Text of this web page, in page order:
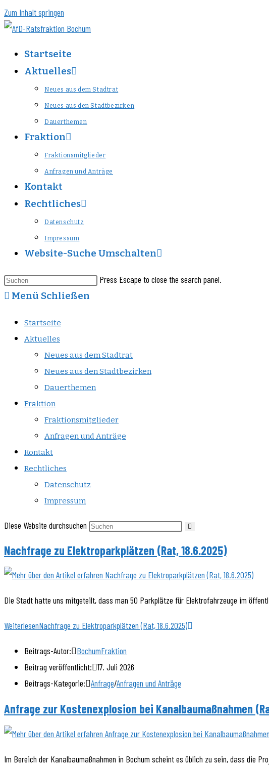
Zum Inhalt springen
Startseite
Aktuelles
Neues aus dem Stadtrat
Neues aus den Stadtbezirken
Dauerthemen
Fraktion
Fraktionsmitglieder
Anfragen und Anträge
Kontakt
Rechtliches
Datenschutz
Impressum
Website-Suche Umschalten
Press Escape to close the search panel.
Menü Schließen
Startseite
Aktuelles
Neues aus dem Stadtrat
Neues aus den Stadtbezirken
Dauerthemen
Fraktion
Fraktionsmitglieder
Anfragen und Anträge
Kontakt
Rechtliches
Datenschutz
Impressum
Diese Website durchsuchen
Nachfrage zu Elektroparkplätzen (Rat, 18.6.2025)
Die Stadt hatte uns mitgeteilt, dass man 50 Parkplätze für Elektrofahrzeuge im
WeiterlesenNachfrage zu Elektroparkplätzen (Rat, 18.6.2025)
Beitrags-Autor: BochumFraktion
Beitrag veröffentlicht: 17. Juli 2026
Beitrags-Kategorie: Anfrage/Anfragen und Anträge
Anfrage zur Kostenexplosion bei Kanalbaumaßnahmen
Im Bereich der Kanalbaumaßnahmen in Bochum scheint es üblich zu sein, dass die